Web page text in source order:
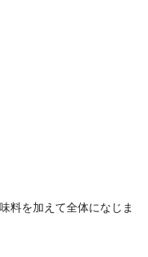
料を加えて全体になじま